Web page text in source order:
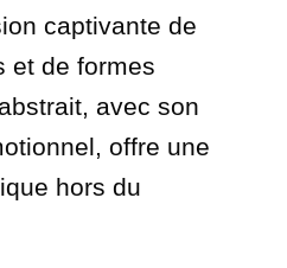
captivante de
et de formes
avec son
offre une
hors du